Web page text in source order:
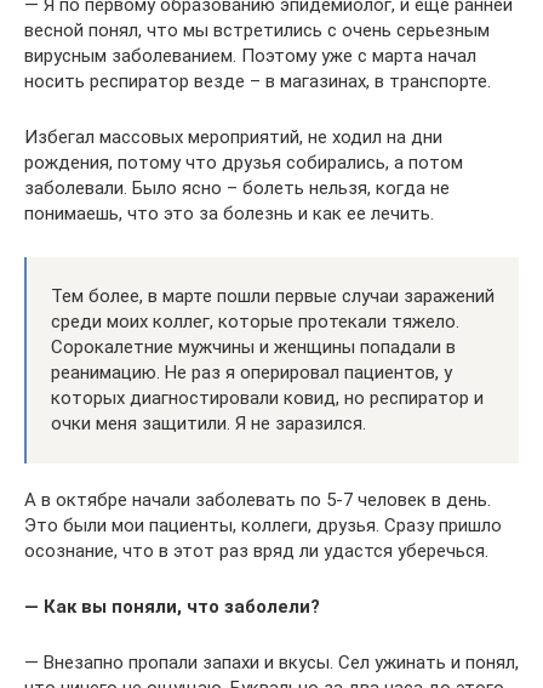
весной понял, что мы встретились с очень серьезным
вирусным заболеванием. Поэтому уже с марта начал
носить респиратор везде – в магазинах, в транспорте.
Избегал массовых мероприятий, не ходил на дни
рождения, потому что друзья собирались, а потом
заболевали. Было ясно – болеть нельзя, когда не
понимаешь, что это за болезнь и как ее лечить.
Тем более, в марте пошли первые случаи заражений
среди моих коллег, которые протекали тяжело.
Сорокалетние мужчины и женщины попадали в
реанимацию. Не раз я оперировал пациентов, у
которых диагностировали ковид, но респиратор и
очки меня защитили. Я не заразился.
А в октябре начали заболевать по 5-7 человек в день.
Это были мои пациенты, коллеги, друзья. Сразу пришло
осознание, что в этот раз вряд ли удастся уберечься.
— Как вы поняли, что заболели?
— Внезапно пропали запахи и вкусы. Сел ужинать и понял,